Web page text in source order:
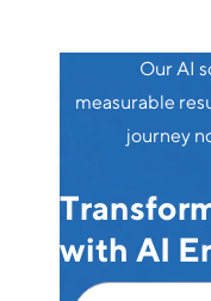
Our AI
measurable
journey
with AI